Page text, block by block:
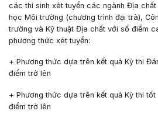
các thí sinh xét tuyển các ngành Địa
học Môi trường (chương trình đại trà),
trường và Kỹ thuật Địa chất với số điểm
phương thức xét tuyển:
+ Phương thức dựa trên kết quả Kỳ thi
điểmtrở lên
+ Phương thức dựa trên kết quả Kỳ thi
điểm trở lên